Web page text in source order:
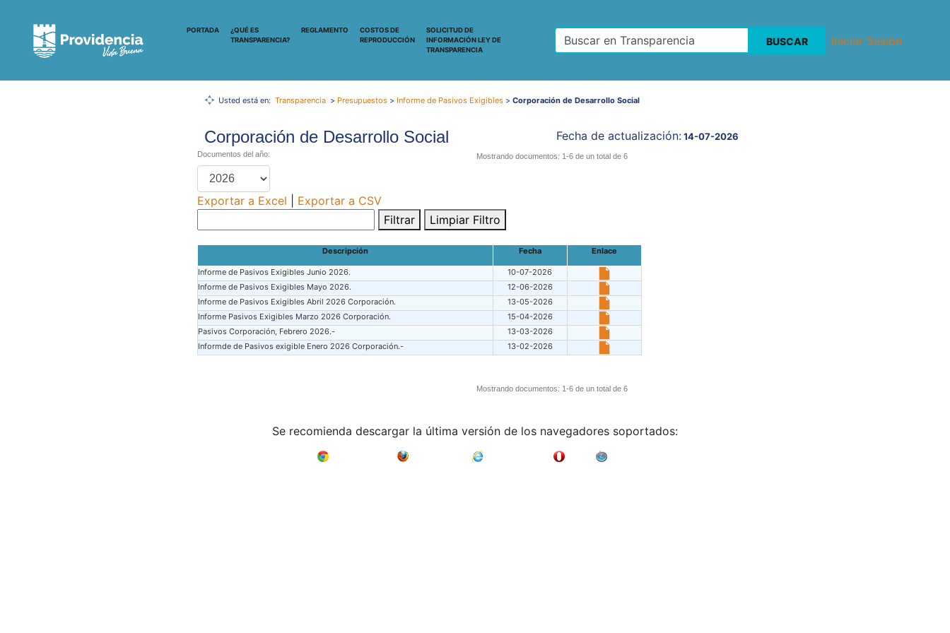
PORTADA
¿QUÉ ES
TRANSPARENCIA?
REGLAMENTO
COSTOS DE
REPRODUCCIÓN
SOLICITUD DE
INFORMACIÓN LEY DE
TRANSPARENCIA
Iniciar Sesión
Usted está en: Transparencia > Presupuestos > Informe de Pasivos Exigibles > Corporación de Desarrollo Social
Corporación de Desarrollo Social Fecha de actualización:14-07-2026
Documentos del año: Mostrando documentos: 1-6 de un total de 6
Exportar a Excel
Exportar a CSV
Filtrar
Limpiar Filtro
Descripción Fecha Enlace
Informe de Pasivos Exigibles Junio 2026.
10-07-2026
Informe de Pasivos Exigibles Mayo 2026.
12-06-2026
Informe de Pasivos Exigibles Abril 2026 Corporación.
13-05-2026
Informe Pasivos Exigibles Marzo 2026 Corporación.
15-04-2026
Pasivos Corporación, Febrero 2026.-
13-03-2026
Informde de Pasivos exigible Enero 2026 Corporación.-
13-02-2026
Mostrando documentos: 1-6 de un total de 6
Se recomienda descargar la última versión de los navegadores soportados: